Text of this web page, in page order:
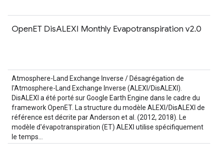
OpenET DisALEXI Monthly Evapotranspiration v2.0
Atmosphere-Land Exchange Inverse / Désagrégation de
l'Atmosphere-Land Exchange Inverse (ALEXI/DisALEXI).
DisALEXI a été porté sur Google Earth Engine dans le cadre du
framework OpenET. La structure du modèle ALEXI/DisALEXI de
référence est décrite par Anderson et al. (2012, 2018). Le
modèle d'évapotranspiration (ET) ALEXI utilise spécifiquement
le temps…